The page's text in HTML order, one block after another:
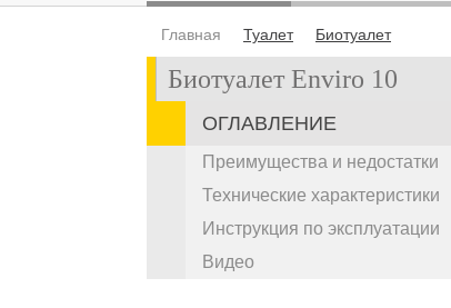
Главная Туалет Биотуалет
Биотуалет Enviro 10
ОГЛАВЛЕНИЕ
Преимущества и недостатки
Технические характеристики
Инструкция по эксплуатации
Видео